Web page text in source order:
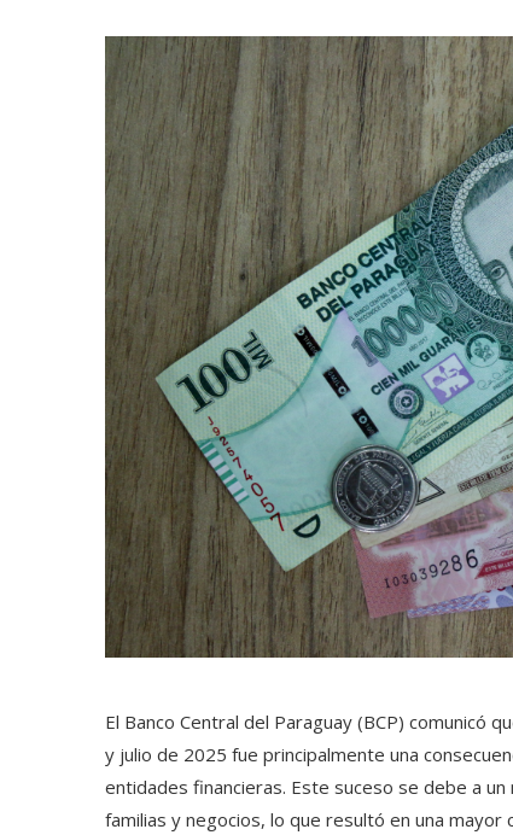
El Banco Central del Paraguay (BCP) comunicó
y julio de 2025 fue principalmente una
entidades financieras. Este suceso se debe a
familias y negocios, lo que resultó en una